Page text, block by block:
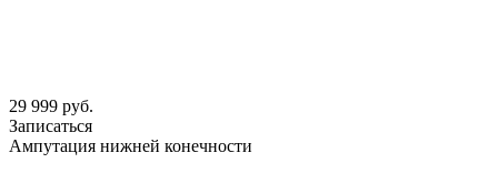
29 999 руб.
Записаться
Ампутация нижней конечности